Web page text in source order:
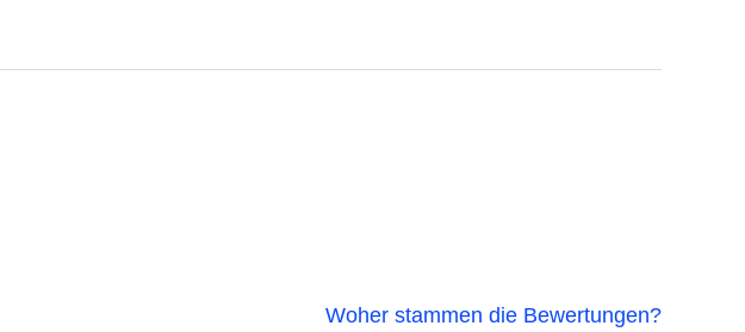
Woher stammen die Bewertungen?